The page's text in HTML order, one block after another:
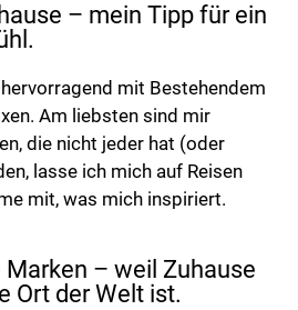
– mein Tipp für ein
mit Bestehendem
Am liebsten sind mir
die nicht jeder hat (oder
lasse ich mich auf Reisen
mit, was mich inspiriert.
Marken – weil Zuhause
Ort der Welt ist.